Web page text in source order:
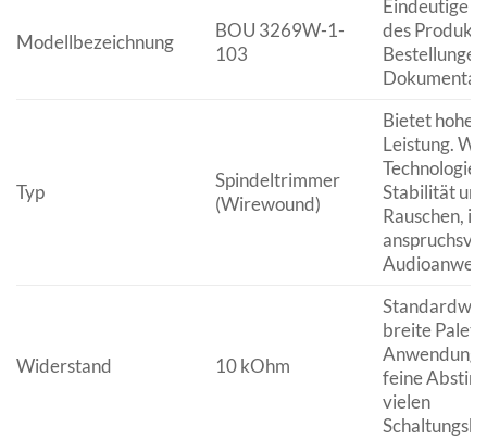
Modellbezeichnung
BOU 3269W-1-
103
Eindeutige
des
Typ
Spindeltrimmer
(Wirewound)
Bietet hohe
Leistung.
Technologie
Stabilität
Rauschen,
Widerstand 10 kOhm
breite
feine
vielen